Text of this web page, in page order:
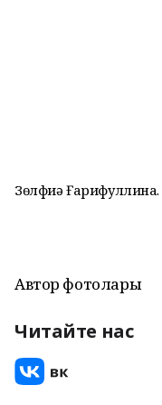
Зөлфиә Ғарифуллина.
Автор фотолары
Читайте нас